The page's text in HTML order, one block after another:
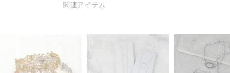
関連アイテム